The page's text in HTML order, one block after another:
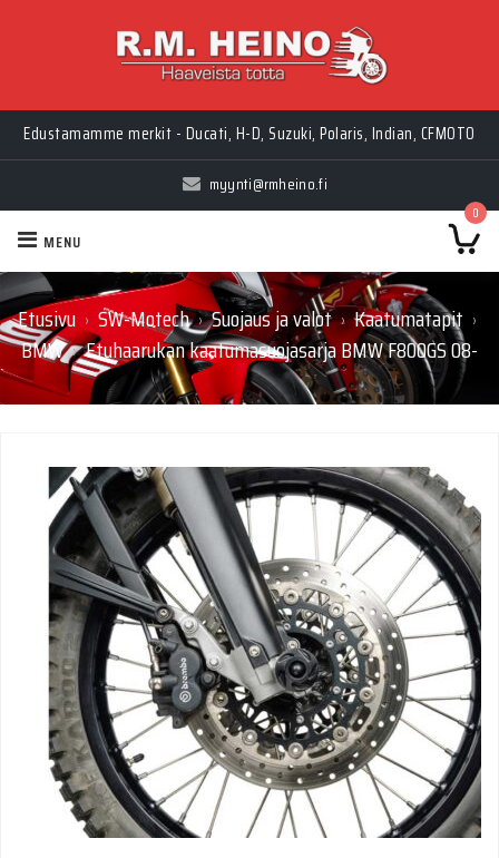
Edustamamme merkit - Ducati, H-D, Suzuki, Polaris, Indian, CFMOTO
myynti@rmheino.fi
0
MENU
Etusivu › SW-Motech › Suojaus ja valot › Kaatumatapit ›
BMW › Etuhaarukan kaatumasuojasarja BMW F800GS 08-